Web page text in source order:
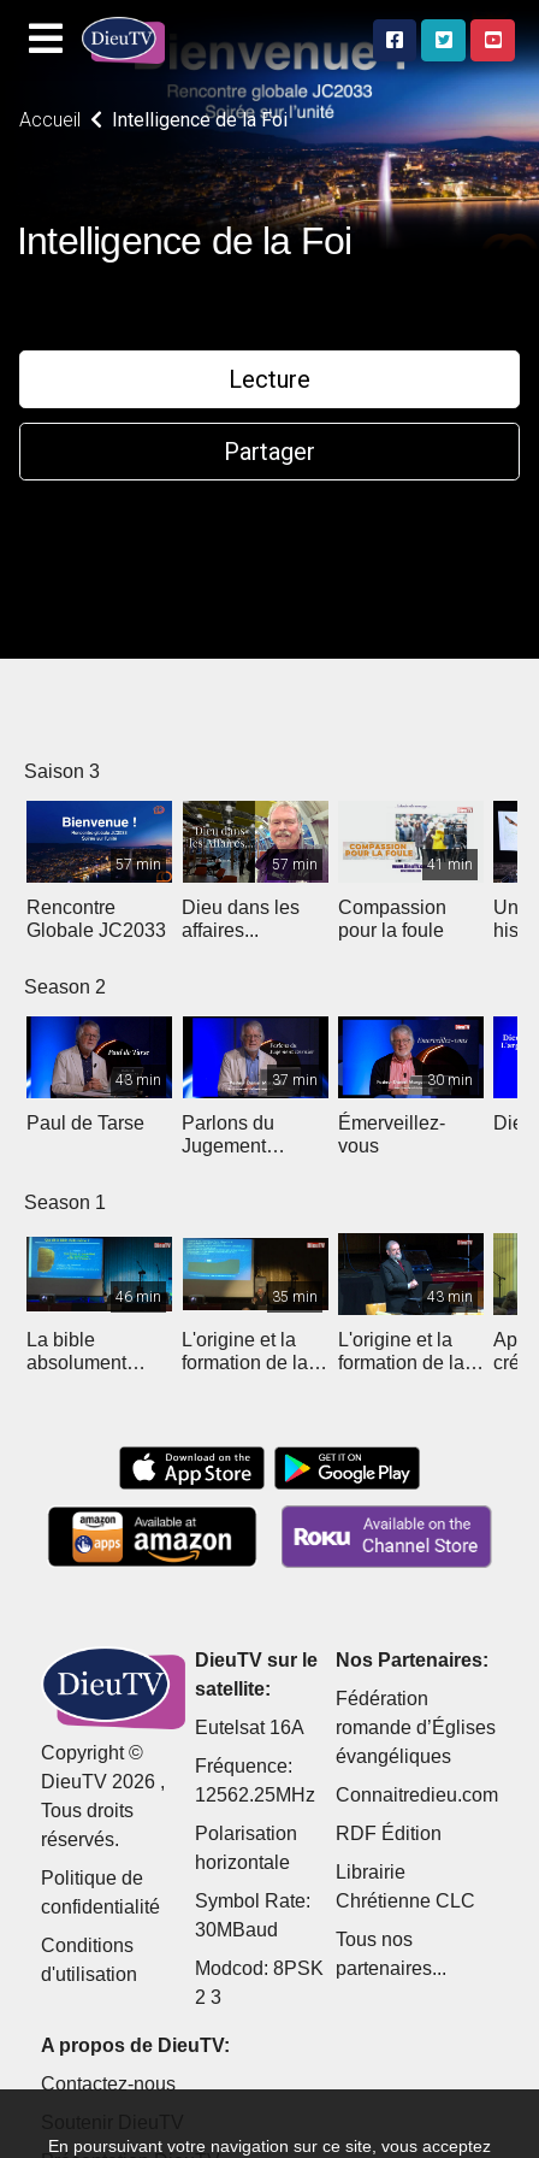
Accueil Intelligence de la Foi
Intelligence de la Foi
Lecture
Partager
Saison 3
57 min
Rencontre
Globale JC2033
57 min
Dieu dans les
affaires...
41 min
Compassion
pour la foule
Une
Season 2
43 min
Paul de Tarse
37 min
Parlons du
Jugement
30 min
Émerveillez-
vous
Dieu
Season 1
46 min
La bible
absolument
35 min
L'origine et la
formation de la
43 min
L'origine et la
formation de la
Copyright ©
DieuTV 2026 ,
Tous droits
réservés.
Politique de
confidentialité
Conditions
d'utilisation
DieuTV sur le
satellite:
Eutelsat 16A
Fréquence:
12562.25MHz
Polarisation
horizontale
Symbol Rate:
30MBaud
Modcod: 8PSK
2 3
Nos Partenaires:
Fédération
romande d’Églises
évangéliques
Connaitredieu.com
RDF Édition
Librairie
Chrétienne CLC
Tous nos
partenaires...
A propos de DieuTV:
Contactez-nous
En poursuivant votre navigation sur ce site, vous acceptez